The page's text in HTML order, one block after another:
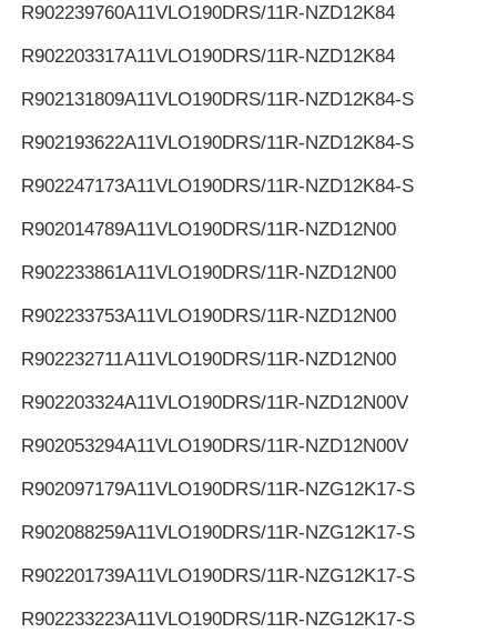
R902239760A11VLO190DRS/11R-NZD12K84
R902203317A11VLO190DRS/11R-NZD12K84
R902131809A11VLO190DRS/11R-NZD12K84-S
R902193622A11VLO190DRS/11R-NZD12K84-S
R902247173A11VLO190DRS/11R-NZD12K84-S
R902014789A11VLO190DRS/11R-NZD12N00
R902233861A11VLO190DRS/11R-NZD12N00
R902233753A11VLO190DRS/11R-NZD12N00
R902232711A11VLO190DRS/11R-NZD12N00
R902203324A11VLO190DRS/11R-NZD12N00V
R902053294A11VLO190DRS/11R-NZD12N00V
R902097179A11VLO190DRS/11R-NZG12K17-S
R902088259A11VLO190DRS/11R-NZG12K17-S
R902201739A11VLO190DRS/11R-NZG12K17-S
R902233223A11VLO190DRS/11R-NZG12K17-S